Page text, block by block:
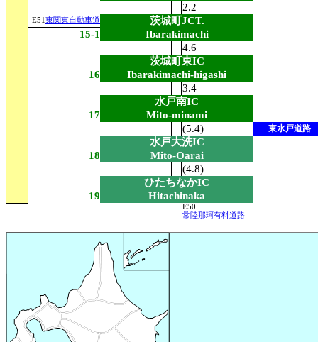
2.2
E51 東関東自動車道
茨城町JCT.
15-1
Ibarakimachi
4.6
茨城町東IC
16
Ibarakimachi-higashi
3.4
水戸南IC
17
Mito-minami
(5.4)
東水戸道路
水戸大洗IC
18
Mito-Oarai
(4.8)
ひたちなかIC
19
Hitachinaka
E50
常陸那珂有料道路